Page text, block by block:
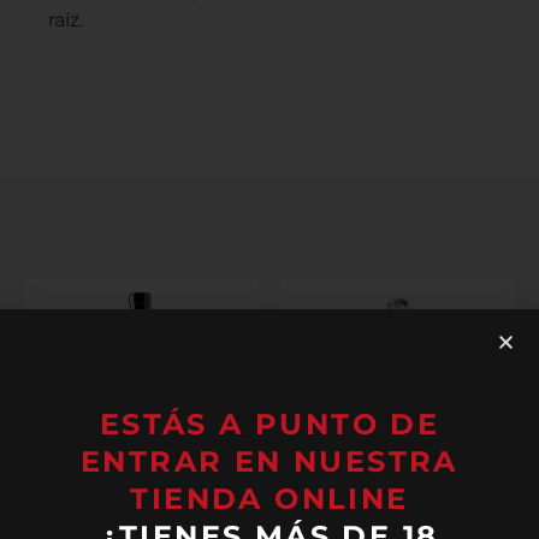
raíz.
ESTÁS A PUNTO DE
ENTRAR EN NUESTRA
TIENDA ONLINE